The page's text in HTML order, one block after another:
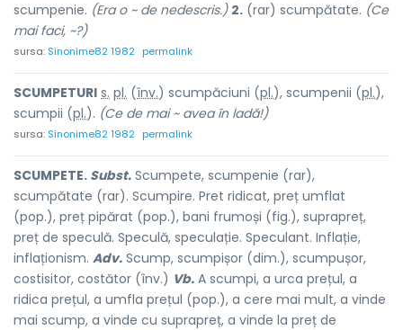
scumpenie. (Era o ~ de nedescris.) 2. (rar) scumpătate. (Ce
mai faci, ~?)
sursa: Sinonime82 1982 permalink
SCUMPETURI s. pl. (înv.) scumpăciuni (pl.), scumpenii (pl.),
scumpii (pl.). (Ce de mai ~ avea în ladă!)
sursa: Sinonime82 1982 permalink
SCUMPETE. Subst. Scumpete, scumpenie (rar),
scumpătate (rar). Scumpire. Pret ridicat, preț umflat
(pop.), preț pipărat (pop.), bani frumoși (fig.), suprapreț,
preț de speculă. Speculă, speculație. Speculant. Inflație,
inflaționism. Adv. Scump, scumpișor (dim.), scumpușor,
costisitor, costător (înv.) Vb. A scumpi, a urca prețul, a
ridica prețul, a umfla prețul (pop.), a cere mai mult, a vinde
mai scump, a vinde cu suprapreț, a vinde la preț de